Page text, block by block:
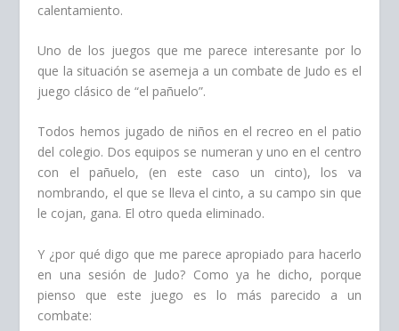
calentamiento.
Uno de los juegos que me parece interesante por lo
que la situación se asemeja a un combate de Judo es el
juego clásico de “el pañuelo”.
Todos hemos jugado de niños en el recreo en el patio
del colegio. Dos equipos se numeran y uno en el centro
con el pañuelo, (en este caso un cinto), los va
nombrando, el que se lleva el cinto, a su campo sin que
le cojan, gana. El otro queda eliminado.
Y ¿por qué digo que me parece apropiado para hacerlo
en una sesión de Judo? Como ya he dicho, porque
pienso que este juego es lo más parecido a un
combate: